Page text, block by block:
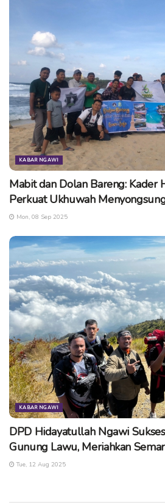
yang terbentuk dari endapan abu
“Jadi tanah cenderung gembur,
runtuh akibat air hujan juga,” ujar
Ciri Lahan yang Rawan Longsor.
Tags: banjarnegara bencana
tanah longsor
KABAR NGAWI
Mabit dan Dolan Bareng: Kader
Perkuat Ukhuwah
Mon, 08 Sep 2025
KABAR NGAWI
DPD Hidayatullah Ngawi
Gunung Lawu, Meriahkan
Tue, 12 Aug 2025